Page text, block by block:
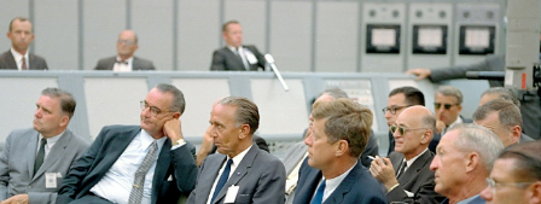
Thư Tín
SGK
Thành tích học viên